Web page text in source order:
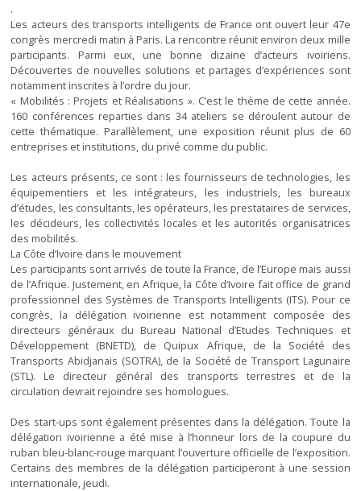
.
Les acteurs des transports intelligents de France ont ouvert leur 47e
congrès mercredi matin à Paris. La rencontre réunit environ deux mille
participants. Parmi eux, une bonne dizaine d’acteurs ivoiriens.
Découvertes de nouvelles solutions et partages d’expériences sont
notamment inscrites à l’ordre du jour.
« Mobilités : Projets et Réalisations ». C’est le thème de cette année.
160 conférences reparties dans 34 ateliers se déroulent autour de
cette thématique. Parallèlement, une exposition réunit plus de 60
entreprises et institutions, du privé comme du public.
Les acteurs présents, ce sont : les fournisseurs de technologies, les
équipementiers et les intégrateurs, les industriels, les bureaux
d’études, les consultants, les opérateurs, les prestataires de services,
les décideurs, les collectivités locales et les autorités organisatrices
des mobilités.
La Côte d’Ivoire dans le mouvement
Les participants sont arrivés de toute la France, de l’Europe mais aussi
de l’Afrique. Justement, en Afrique, la Côte d’Ivoire fait office de grand
professionnel des Systèmes de Transports Intelligents (ITS). Pour ce
congrès, la délégation ivoirienne est notamment composée des
directeurs généraux du Bureau National d’Etudes Techniques et
Développement (BNETD), de Quipux Afrique, de la Société des
Transports Abidjanais (SOTRA), de la Société de Transport Lagunaire
(STL). Le directeur général des transports terrestres et de la
circulation devrait rejoindre ses homologues.
Des start-ups sont également présentes dans la délégation. Toute la
délégation ivoirienne a été mise à l’honneur lors de la coupure du
ruban bleu-blanc-rouge marquant l’ouverture officielle de l’exposition.
Certains des membres de la délégation participeront à une session
internationale, jeudi.